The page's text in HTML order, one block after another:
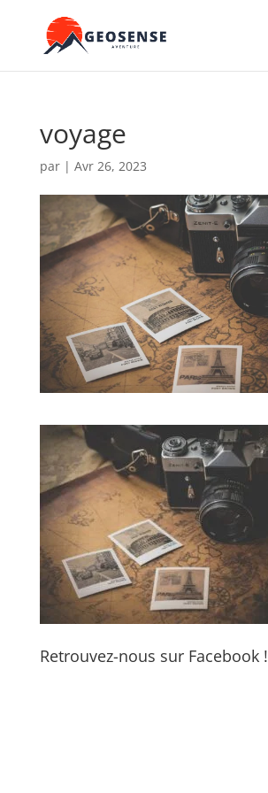
voyage
par | Avr 26, 2023
Retrouvez-nous sur Facebook !